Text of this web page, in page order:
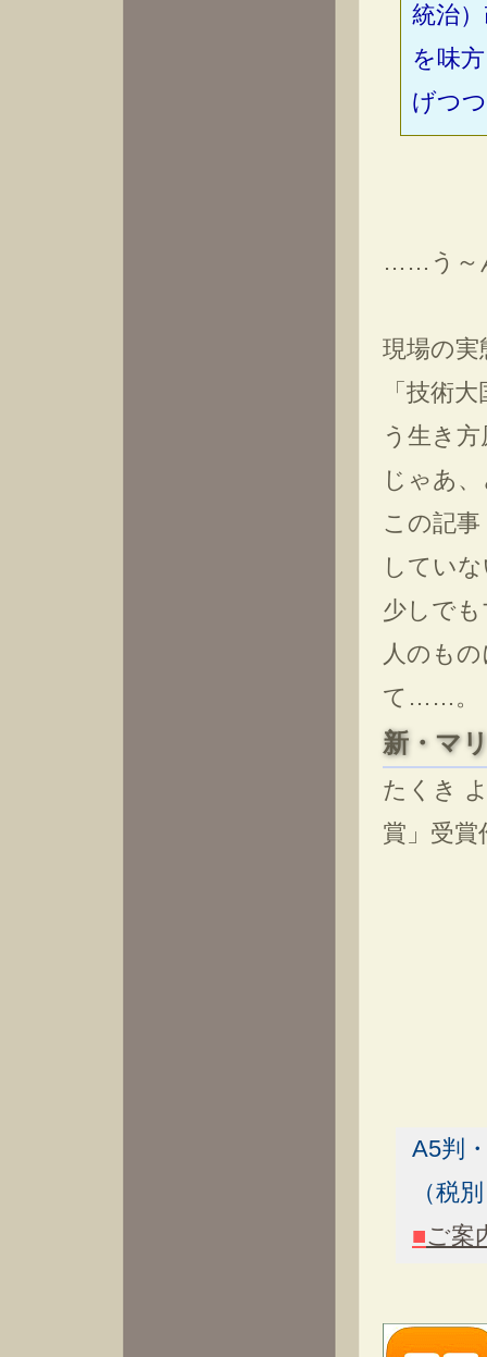
統治
を味
げつ
……う～
現場の
「技術
う生き
じゃあ
この記
してい
少しで
人のも
て……。
新・マ
たくき
賞」受
A5判
（税
■ご案